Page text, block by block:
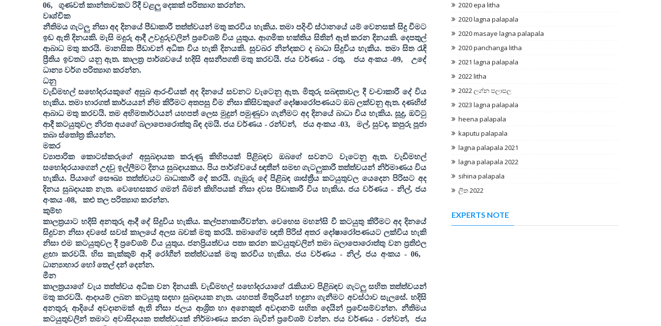
06,
ගුණවත් කාන්තාවකට රිදී වළලු දෙකක් පරිත්‍යාග කරන්න.
වෘශ්චික
නීතිමය ගැටලු නිසා අද දිනයේ පීඩාකාරී තත්ත්වයන් මතු කරවිය හැකිය. තමා පදිංචි ස්ථානයේ යම් වෙනසක් සිදු වීමට
ඉඩ ඇති දිනයකි. මැසි මදුරු ආදී උවදුරුවලින් ප්‍රවේශම් විය යුතුය. ආගමික භක්තිය සිතින් ඈත් කරන දිනයකි. දෙපතුල්
ආබාධ මතු කරයි. මානසික පීඩාවන් අධික විය හැකි දිනයකි. සුවබර නින්දකට ද බාධා සිදුවිය හැකිය. තමා සිත රැඳි
ප්‍රීතිය ඉවතට යනු ඇත. කාලත්‍ර පාර්ශවයේ හදිසි අසනීපගති මතු කරවයි.ජය වර්ණය - රතු, ජය අංකය -09,
උදේ
ධාන්‍ය වර්ග පරිත්‍යාග කරන්න.
ධනු
වැඩිමහල් සහෝදරයකුගේ අසුබ ආරංචියක් අද දිනයේ සවනට වැටෙනු ඇත. මිතුරු සබඳතාවල දී වංචාකාරී දේ විය
හැකිය. තමා භාරගත් කාර්යයන් නිම කිරීමට අතපසු වීම නිසා කිසිවකුගේ දෝෂාරෝපණයට ඔබ ලක්වනු ඇත. දණහිස්
ආබාධ මතු කරවයි. තම අභිමතාර්ථයන් යහපත් ලෙස මුදුන් පමුණුවා ගැනීමට අද දිනයේ බාධා විය හැකිය. සූදු, ඔට්ටු
ආදී කටයුතුවල නිරත අයගේ බලාපොරොත්තු බිඳ දමයි. ජය වර්ණය - රන්වන්, ජය අංකය -03, මල්,සුවඳ, කපුරු පූජා
තබා ස්තෝත්‍ර කියන්න.
මකර
ව්‍යාපාරික කොටස්කරුගේ අසුබදායක කරුණු කිහිපයක් පිළිබඳව ඔබගේ සවනට වැටෙනු ඇත. වැඩිමහල්
සහෝදරයාගෙන් උදවු ඉල්ලීමට දිනය සුබදායකය. පිය පාර්ශ්වයේ ඥාතීන් සමඟ ගැටලුකාරී තත්ත්වයන් නිර්මාණය විය
හැකිය. පියාගේ සෞඛ්‍ය තත්ත්වයට බාධාකාරී දේ කරයි. ගැඹුරු දේ පිළිබඳ ශාස්ත්‍රීය කටයුතුවල යෙදෙන පිරිසට අද
දිනය සුබදායක නැත. වෙහෙසකර ගමන් බිමන් කිහිපයක් නිසා දවස පීඩාකාරී විය හැකිය. ජය වර්ණය - නිල්, ජය
අංකය -08, කළු තල පරිත්‍යාග කරන්න.
කුම්භ
කාලත්‍රයාට හදිසි අනතුරු ආදී දේ සිදුවිය හැකිය. කල්පනාකාරීවන්න. වෙහෙස මහන්සි වී කටයුතු කිරීමට අද දිනයේ
සිදුවන නිසා දවසේ සවස් කාලයේ අලස බවක් මතු කරයි. තමාගේම ඥාති පිරිස් අතර දෝෂාරෝපණයට ලක්විය හැකි
නිසා එම කටයුතුවල දී ප්‍රවේශම් විය යුතුය. ජනප්‍රියත්වය පතා කරන කටයුතුවලින් තමා බලාපොරොත්තු වන ප්‍රතිඵල
ළඟා කරවයි. හිස කැක්කුම් ආදි රෝගීන් තත්ත්වයක් මතු කරවිය හැකිය.ජය වර්ණය - නිල්,ජය අංකය - 06,
ධාන්‍යාහාර හෝ තෙල් දන් දෙන්න.
මීන
කාලත්‍රයාගේ වැය තත්ත්වය අධික වන දිනයකි. වැඩිමහල් සහෝදරයාගේ රැකියාව පිළිබඳව ගැටලු සහිත තත්ත්වයන්
මතු කරවයි. ආදායම් ලබන කටයුතු සඳහා සුබදායක නැත. යහපත් මිතුරියන් හඳුනා ගැනීමට අවස්ථාව සැලසේ. හදිසි
අනතුරු ආදියේ අවදානමක් ඇති නිසා ජලය ආශ්‍රිත හා අනෙකුත් අවදානම් සහිත දෙයින් ප්‍රවේසම්වන්න. නීතිමය
කටයුතුවලින් තමාට අවාසිදායක තත්ත්වයක් නිර්මාණය කරන බැවින් ප්‍රවේශම් වන්න.ජය වර්ණය - රන්වන්,
ජය
2020 epa litha
2020 lagna palapala
2020 masaye lagna palapala
2020 panchanga litha
2021 lagna palapala
2022 litha
2022 ලග්න පලාපල
2023 lagna palapala
heena palapala
kaputu palapala
lagna palapala 2021
lagna palapala 2022
sihina palapala
ලිත 2022
EXPERTS NOTE